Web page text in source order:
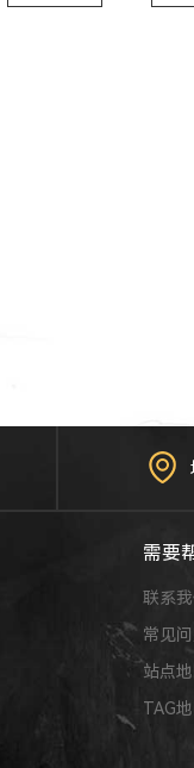
需要
联系我
常见
站点地
TAG地